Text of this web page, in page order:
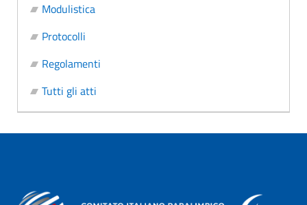
Modulistica
Protocolli
Regolamenti
Tutti gli atti